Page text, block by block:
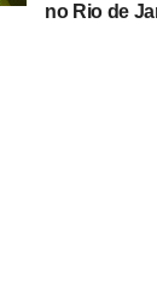
no Rio de